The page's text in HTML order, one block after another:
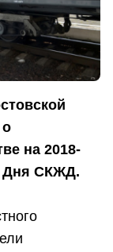
о
на 2018-
Дня СКЖД.